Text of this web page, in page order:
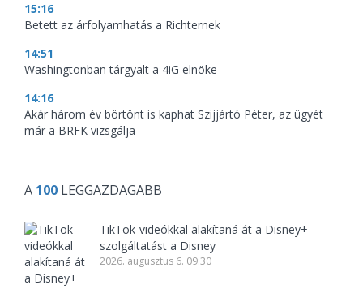
15:16
Betett az árfolyamhatás a Richternek
14:51
Washingtonban tárgyalt a 4iG elnöke
14:16
Akár három év börtönt is kaphat Szijjártó Péter, az ügyét
már a BRFK vizsgálja
A 100 LEGGAZDAGABB
TikTok-videókkal alakítaná át a Disney+
szolgáltatást a Disney
2026. augusztus 6. 09:30